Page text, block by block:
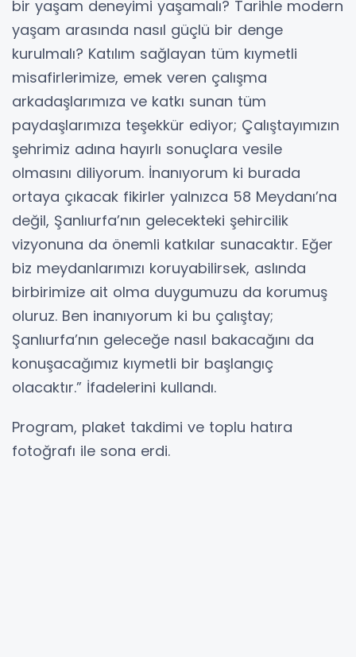
bir yaşam deneyimi yaşamalı? Tarihle modern
yaşam arasında nasıl güçlü bir denge
kurulmalı? Katılım sağlayan tüm kıymetli
misafirlerimize, emek veren çalışma
arkadaşlarımıza ve katkı sunan tüm
paydaşlarımıza teşekkür ediyor; Çalıştayımızın
şehrimiz adına hayırlı sonuçlara vesile
olmasını diliyorum. İnanıyorum ki burada
ortaya çıkacak fikirler yalnızca 58 Meydanı’na
değil, Şanlıurfa’nın gelecekteki şehircilik
vizyonuna da önemli katkılar sunacaktır. Eğer
biz meydanlarımızı koruyabilirsek, aslında
birbirimize ait olma duygumuzu da korumuş
oluruz. Ben inanıyorum ki bu çalıştay;
Şanlıurfa’nın geleceğe nasıl bakacağını da
konuşacağımız kıymetli bir başlangıç
olacaktır.” İfadelerini kullandı.
Program, plaket takdimi ve toplu hatıra
fotoğrafı ile sona erdi.